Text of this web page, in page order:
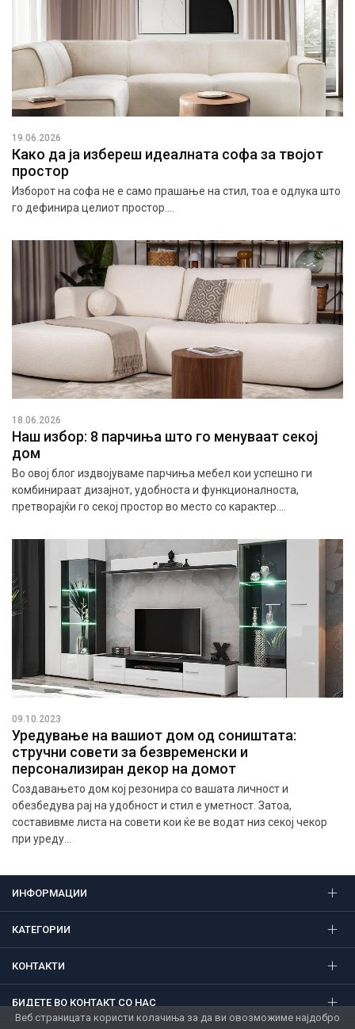
19.06.2026
Како да ја избереш идеалната софа за твојот
простор
Изборот на софа не е само прашање на стил, тоа е одлука што
го дефинира целиот простор....
18.06.2026
Наш избор: 8 парчиња што го менуваат секој
дом
Во овој блог издвојуваме парчиња мебел кои успешно ги
комбинираат дизајнот, удобноста и функционалноста,
претворајќи го секој простор во место со карактер....
09.10.2023
Уредување на вашиот дом од соништата:
стручни совети за безвременски и
персонализиран декор на домот
Создавањето дом кој резонира со вашата личност и
обезбедува рај на удобност и стил е уметност. Затоа,
составивме листа на совети кои ќе ве водат низ секој чекор
при уреду...
ИНФОРМАЦИИ
КАТЕГОРИИ
КОНТАКТИ
БИДЕТЕ ВО КОНТАКТ СО НАС
Веб страницата користи колачиња за да ви овозможиме најдобро